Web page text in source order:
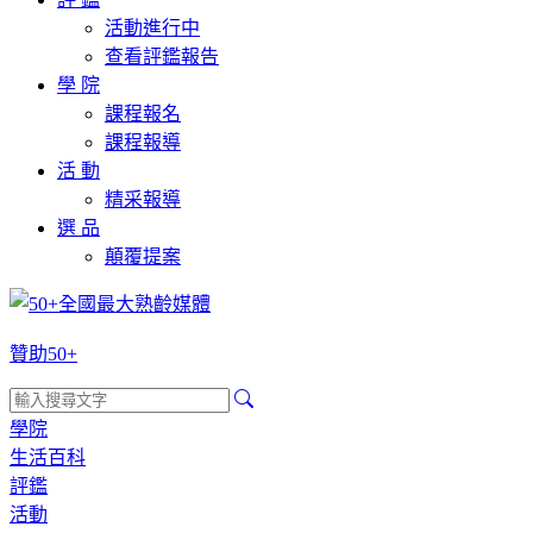
活動進行中
查看評鑑報告
學 院
課程報名
課程報導
活 動
精采報導
選 品
顛覆提案
贊助50+
學院
生活百科
評鑑
活動